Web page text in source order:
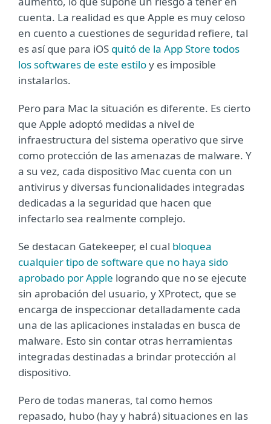
cuenta. La realidad es que Apple es muy celoso
en cuento a cuestiones de seguridad refiere, tal
es así que para iOS quitó de la App Store todos
los softwares de este estiloy es imposible
instalarlos.
Pero para Mac la situación es diferente. Es cierto
que Apple adoptó medidas a nivel de
infraestructura del sistema operativo que sirve
como protección de las amenazas de malware. Y
a su vez, cada dispositivo Mac cuenta con un
antivirus y diversas funcionalidades integradas
dedicadas a la seguridad que hacen que
infectarlo sea realmente complejo.
Se destacan Gatekeeper, el cual bloquea
cualquier tipo de software que no haya sido
aprobado por Apple logrando que no se ejecute
sin aprobación del usuario, y XProtect, que se
encarga de inspeccionar detalladamente cada
una de las aplicaciones instaladas en busca de
malware. Esto sin contar otras herramientas
integradas destinadas a brindar protección al
dispositivo.
Pero de todas maneras, tal como hemos
repasado, hubo (hay y habrá) situaciones en las